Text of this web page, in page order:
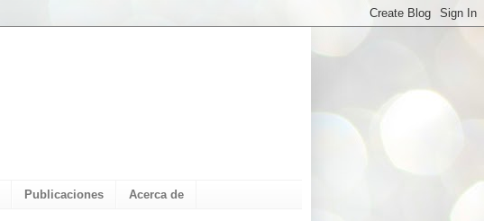
Publicaciones Acerca de